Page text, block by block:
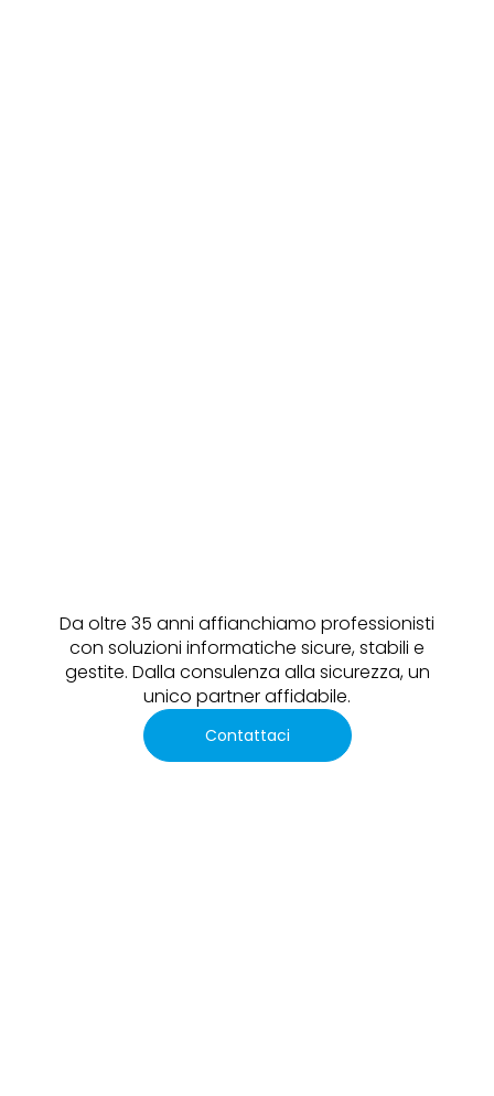
Da oltre 35 anni affianchiamo professionisti
con soluzioni informatiche sicure, stabili e
gestite. Dalla consulenza alla sicurezza, un
unico partner affidabile.
Contattaci